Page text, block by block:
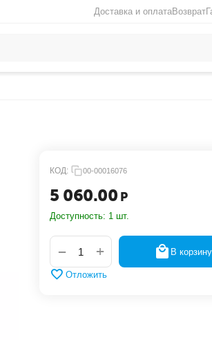
Доставка и оплатаВозврат
КОД: 00-00016076
5 060.00 Р
Доступность: 1 шт.
+
− В корзину
Отложить